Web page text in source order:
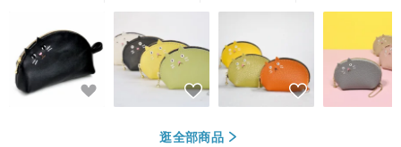
逛全部商品